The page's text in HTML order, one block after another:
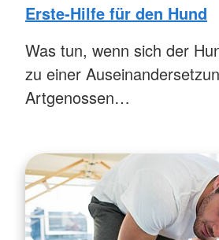
Erste-Hilfe für den Hund
Was tun, wenn sich der
zu einer
Artgenossen…